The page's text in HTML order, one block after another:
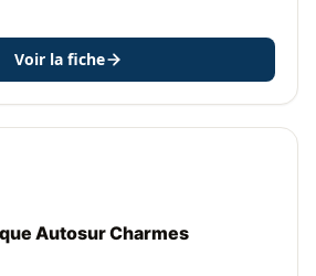
Voir la fiche
Autosur Charmes